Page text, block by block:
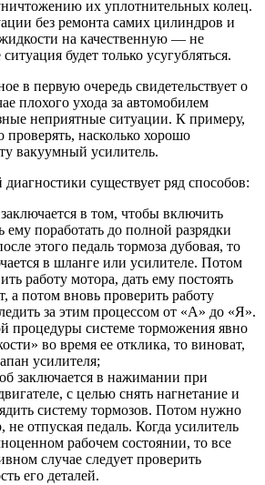
их уплотнительных колец.
без ремонта самих цилиндров и
на качественную — не
будет только усугубляться.
в первую очередь свидетельствует о
плохого ухода за автомобилем
неприятные ситуации. К примеру,
проверять, насколько хорошо
вакуумный усилитель.
существует ряд способов:
в том, чтобы включить
ему поработать до полной разрядки
этого педаль тормоза дубовая, то
в шланге или усилителе. Потом
работу мотора, дать ему постоять
а потом вновь проверить работу
за этим процессом от «А» до «Я».
процедуры системе торможения явно
во время ее отклика, то виноват,
усилителя;
заключается в нажимании при
с целью снять нагнетание и
систему тормозов. Потом нужно
не отпуская педаль. Когда усилитель
рабочем состоянии, то все
случае следует проверить
его деталей.